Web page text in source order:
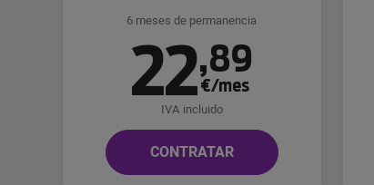
6 meses de permanencia
22,89
€/mes
IVA incluido
CONTRATAR